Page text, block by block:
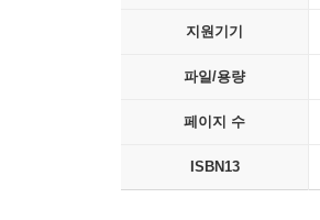
지원기기
파일/용량
페이지 수
ISBN13